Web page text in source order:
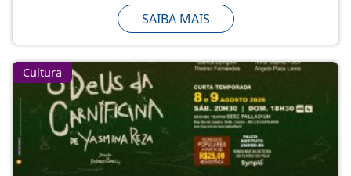
SAIBA MAIS
Cultura